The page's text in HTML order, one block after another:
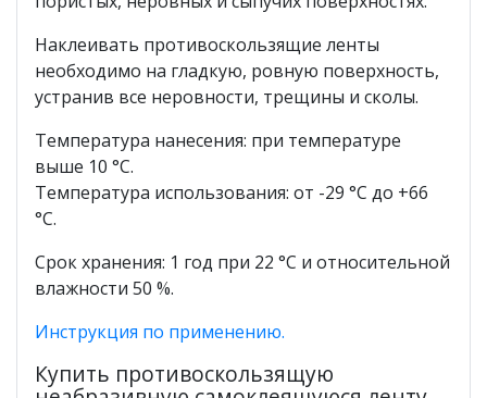
Наклеивать противоскользящие ленты
необходимо на гладкую, ровную поверхность,
устранив все неровности, трещины и сколы.
Температура нанесения: при температуре
выше 10 °С.
Температура использования: от -29 °С до +66
°С.
Срок хранения: 1 год при 22 °С и относительной
влажности 50 %.
Инструкция по применению.
Купить противоскользящую